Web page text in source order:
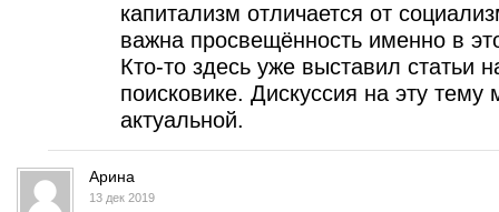
капитализм отличается от
важна просвещённость именно в
Кто-то здесь уже выставил статьи
поисковике. Дискуссия на эту тему
актуальной.
Арина
13 дек 2019